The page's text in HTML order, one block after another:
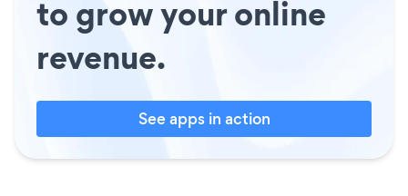
to grow your online
revenue.
See apps in action